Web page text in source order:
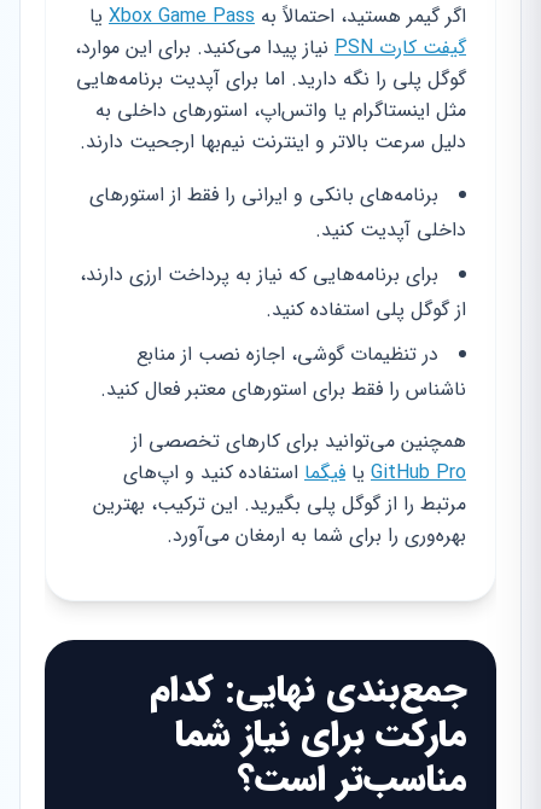
اگر گیمر هستید، احتمالاً به Xbox Game Pass یا
گیفت کارت PSN
نیاز پیدا می‌کنید. برای این موارد،
گوگل پلی را نگه دارید. اما برای آپدیت برنامه‌هایی
مثل اینستاگرام یا واتس‌اپ، استورهای داخلی به
دلیل سرعت بالاتر و اینترنت نیم‌بها ارجحیت دارند.
برنامه‌های بانکی و ایرانی را فقط از استورهای
داخلی آپدیت کنید.
برای برنامه‌هایی که نیاز به پرداخت ارزی دارند،
از گوگل پلی استفاده کنید.
در تنظیمات گوشی، اجازه نصب از منابع
ناشناس را فقط برای استورهای معتبر فعال کنید.
همچنین می‌توانید برای کارهای تخصصی از
GitHub Pro یا فیگما استفاده کنید و اپ‌های
مرتبط را از گوگل پلی بگیرید. این ترکیب، بهترین
بهره‌وری را برای شما به ارمغان می‌آورد.
جمع‌بندی نهایی: کدام
مارکت برای نیاز شما
مناسب‌تر است؟